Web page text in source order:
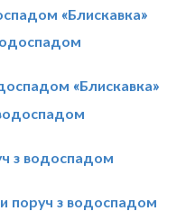
«Блискавка»
«Блискавка»
з водоспадом
поруч з водоспадом